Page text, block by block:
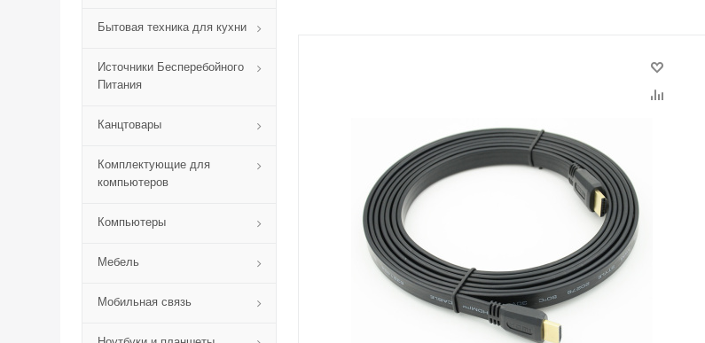
Бытовая техника для кухни
Источники Бесперебойного
Питания
Канцтовары
Комплектующие для
компьютеров
Компьютеры
Мебель
Мобильная связь